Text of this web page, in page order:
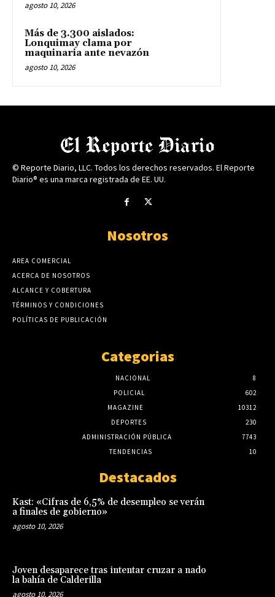
agosto 10, 2026
Más de 3.300 aislados:
Lonquimay clama por
maquinaria ante nevazón
agosto 10, 2026
© Reporte Diario, LLC. Todos los derechos reservados. El Reporte
Diario® es una marca registrada de EE. UU.
Nosotros
AREA COMERCIAL
ACERCA DE NOSOTROS
ALCANCE Y COBERTURA
TÉRMINOS Y CONDICIONES
POLÍTICAS DE PUBLICACIÓN
Categorias
NACIONAL
8
POLICIAL
602
MAGAZINE
10312
DEPORTES
230
ADMINISTRACIÓN PÚBLICA
7743
TENDENCIAS
10
Destacados
Kast: «Cifras de 6,5% de desempleo se verán
a finales de gobierno»
agosto 10, 2026
Joven desaparece tras intentar cruzar a nado
la bahía de Calderilla
agosto 10, 2026